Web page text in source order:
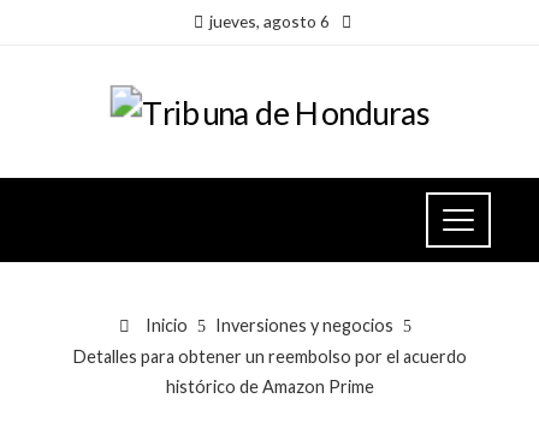
jueves, agosto 6
Inicio
Inversiones y negocios
Detalles para obtener un reembolso por el acuerdo
histórico de Amazon Prime